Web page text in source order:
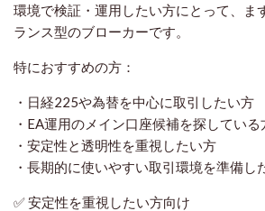
環境で検証・運用したい方にとって、ま
ランス型のブローカーです。
特におすすめの方：
・日経225や為替を中心に取引したい方
・EA運用のメイン口座候補を探している
・安定性と透明性を重視したい方
・長期的に使いやすい取引環境を準備し
✅ 安定性を重視したい方向け